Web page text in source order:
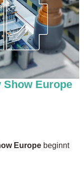
Show Europe
Europe beginnt